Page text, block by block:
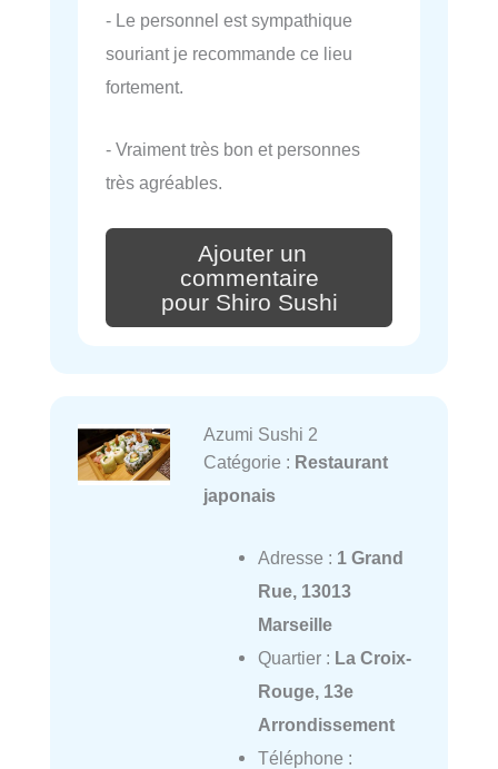
- Le personnel est sympathique
souriant je recommande ce lieu
fortement.
- Vraiment très bon et personnes
très agréables.
Ajouter un
commentaire
pour Shiro Sushi
Azumi Sushi 2
Catégorie : Restaurant
japonais
Adresse : 1 Grand
Rue, 13013
Marseille
Quartier : La Croix-
Rouge, 13e
Arrondissement
Téléphone :